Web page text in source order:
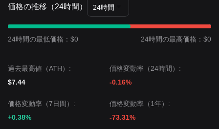
価格の推移（24時間） 24時間
24時間の最低価格：$0 24時間の最高価格：$0
過去最高値（ATH）:
$7.44
価格変動率（24時間）:
-0.16%
価格変動率（7日間）:
+0.38%
価格変動率（1年）:
-73.31%